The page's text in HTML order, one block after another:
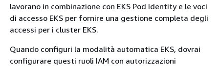
lavorano in combinazione con EKS Pod Identity e le voci
di accesso EKS per fornire una gestione completa degli
accessi per i cluster EKS.
Quando configuri la modalità automatica EKS, dovrai
configurare questi ruoli IAM con autorizzazioni